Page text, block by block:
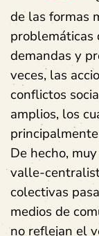
de las formas
problemáticas
demandas y
veces, las
conflictos
amplios, los
De hecho,
valle-
colectivas
medios de
no reflejan el